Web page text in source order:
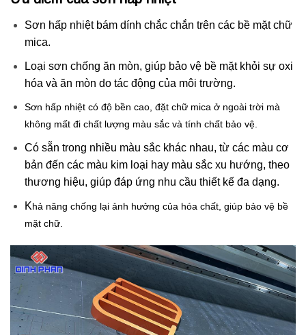
Sơn hấp nhiệt bám dính chắc chắn trên các bề mặt chữ
mica.
Loại sơn chống ăn mòn, giúp bảo vệ bề mặt khỏi sự oxi
hóa và ăn mòn do tác động của môi trường.
Sơn hấp nhiệt có độ bền cao, đặt chữ mica ở ngoài trời mà
không mất đi chất lượng màu sắc và tính chất bảo vệ.
Có sẵn trong nhiều màu sắc khác nhau, từ các màu cơ
bản đến các màu kim loại hay màu sắc xu hướng, theo
thương hiệu, giúp đáp ứng nhu cầu thiết kế đa dạng.
Khả năng chống lại ảnh hưởng của hóa chất, giúp bảo vệ bề
mặt chữ.